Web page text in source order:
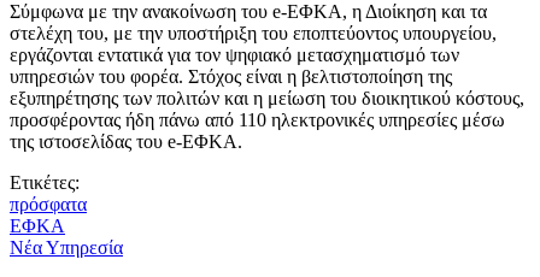
Σύμφωνα με την ανακοίνωση του e-ΕΦΚΑ, η Διοίκηση και τα
στελέχη του, με την υποστήριξη του εποπτεύοντος υπουργείου,
εργάζονται εντατικά για τον ψηφιακό μετασχηματισμό των
υπηρεσιών του φορέα. Στόχος είναι η βελτιστοποίηση της
εξυπηρέτησης των πολιτών και η μείωση του διοικητικού κόστους,
προσφέροντας ήδη πάνω από 110 ηλεκτρονικές υπηρεσίες μέσω
της ιστοσελίδας του e-ΕΦΚΑ.
Ετικέτες:
πρόσφατα
ΕΦΚΑ
Νέα Υπηρεσία